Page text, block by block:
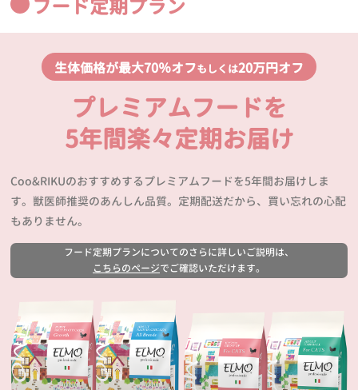
フード定期プラン
生体価格が最大70％オフもしくは20万円オフ
プレミアムフードを
5年間楽々定期お届け
Coo&RIKUのおすすめするプレミアムフードを5年間お届けしま
す。獣医師推奨のあんしん品質。定期配送だから、買い忘れの心配
もありません。
フード定期プランについてのさらに詳しいご説明は、
こちらのページでご確認いただけます。